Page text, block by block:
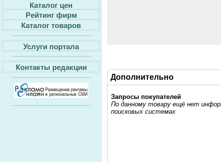
Каталог цен
Рейтинг фирм
Каталог товаров
Услуги портала
Контакты редакции
Дополнительно
Запросы покупателей
По данному товару ещё нет
поисковых системах